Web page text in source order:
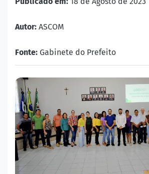
Autor: ASCOM
Fonte: Gabinete do Prefeito